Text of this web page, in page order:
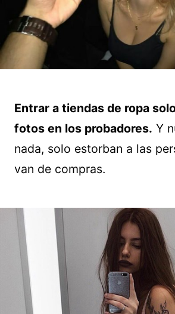
Entrar a tiendas de ropa
fotos en los probadores. Y
nada, solo estorban a las
van de compras.